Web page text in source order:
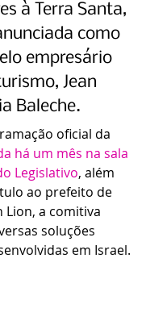
à Terra Santa,
como
empresário
Jean
Baleche.
oficial da
há um mês na sala
Legislativo, além
ao prefeito de
Lion, a comitiva
soluções
em Israel.